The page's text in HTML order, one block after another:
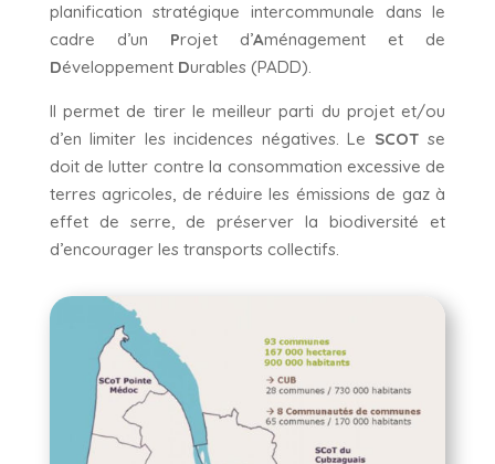
planification stratégique intercommunale dans le
cadre d’un Projet d’Aménagement et de
Développement Durables (PADD).
Il permet de tirer le meilleur parti du projet et/ou
d’en limiter les incidences négatives. Le SCOT se
doit de lutter contre la consommation excessive de
terres agricoles, de réduire les émissions de gaz à
effet de serre, de préserver la biodiversité et
d’encourager les transports collectifs.